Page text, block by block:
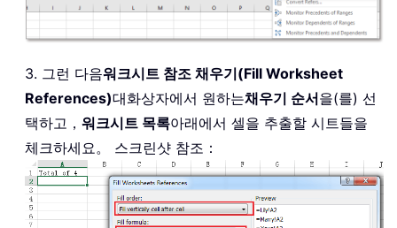
3. 그런 다음워크시트 참조 채우기(Fill Worksheet
References)대화상자에서 원하는채우기 순서을(를) 선
택하고， 워크시트 목록아래에서 셀을 추출할 시트들을
체크하세요。 스크린샷 참조：